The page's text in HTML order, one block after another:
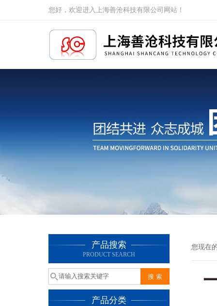
您好，欢迎进入上海善沧科技有限公司网站！
产品搜索
PRODUCT SEARCH
产品分类
您现在